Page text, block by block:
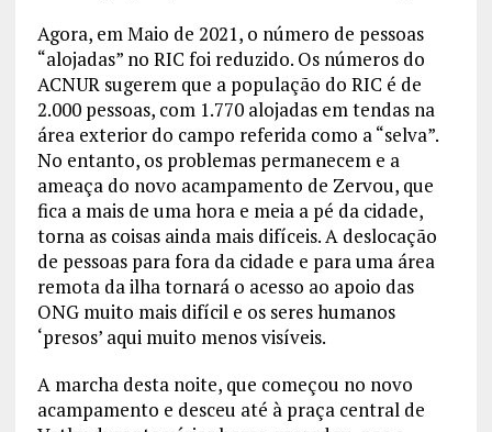
Agora, em Maio de 2021, o número de pessoas
“alojadas” no RIC foi reduzido. Os números do
ACNUR sugerem que a população do RIC é de
2.000 pessoas, com 1.770 alojadas em tendas na
área exterior do campo referida como a “selva”.
No entanto, os problemas permanecem e a
ameaça do novo acampamento de Zervou, que
fica a mais de uma hora e meia a pé da cidade,
torna as coisas ainda mais difíceis. A deslocação
de pessoas para fora da cidade e para uma área
remota da ilha tornará o acesso ao apoio das
ONG muito mais difícil e os seres humanos
‘presos’ aqui muito menos visíveis.
A marcha desta noite, que começou no novo
acampamento e desceu até à praça central de